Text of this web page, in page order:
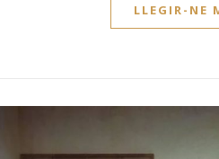
LLEGIR-NE